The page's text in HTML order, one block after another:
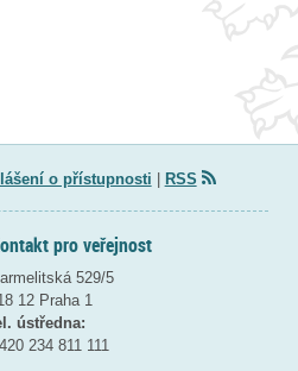
o přístupnosti RSS
pro veřejnost
529/5
12 Praha 1
ústředna:
234 811 111